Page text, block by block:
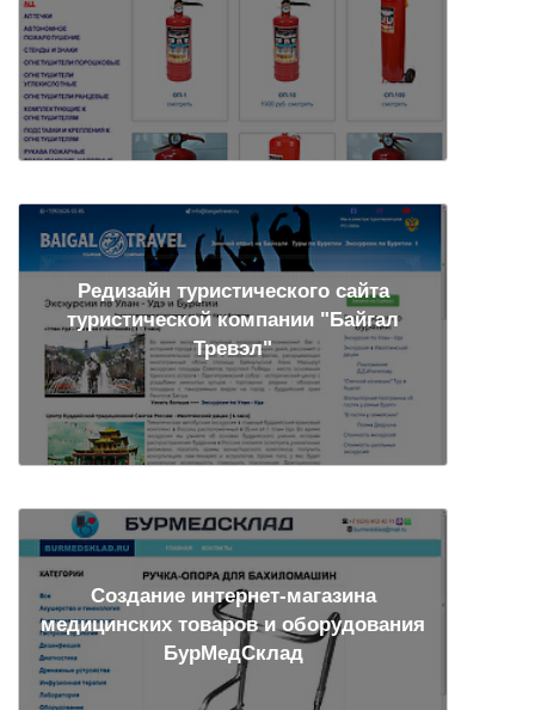
Редизайн туристического сайта
туристической компании "Байгал
Тревэл"
Создание интернет-магазина
медицинских товаров и оборудования
БурМедСклад